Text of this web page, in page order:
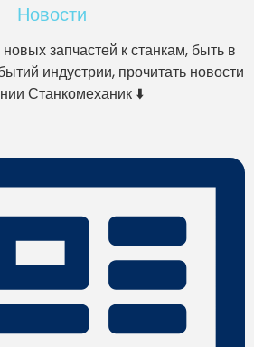
Новости
запчастей к станкам, быть в
индустрии, прочитать новости
Станкомеханик ⬇️